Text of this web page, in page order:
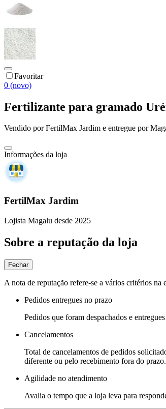
Favoritar
0 (novo)
Fertilizante para gramado
Vendido porFertilMax Jardim e entregue por
Informações da loja
FertilMax Jardim
Lojista Magalu desde 2025
Sobre a reputação da loja
Fechar
A nota de reputação refere-se a vários critérios
Pedidos entregues no prazo
Pedidos que foram despachados e
Cancelamentos
Total de cancelamentos de pedidos
diferente ou pelo recebimento fora do prazo.
Agilidade no atendimento
Avalia o tempo que a loja leva para